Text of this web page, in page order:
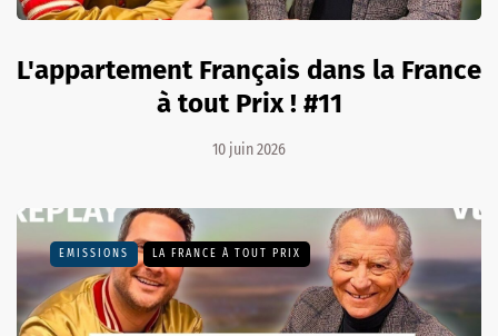
L'appartement Français dans la France
à tout Prix ! #11
10 juin 2026
EMISSIONS LA FRANCE À TOUT PRIX